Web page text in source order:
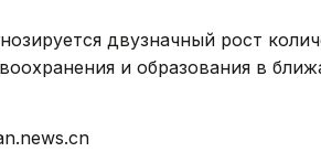
двузначный рост
и образования в